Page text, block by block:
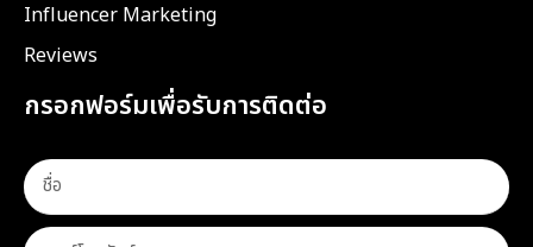
Influencer Marketing
Reviews
กรอกฟอร์มเพื่อรับการติดต่อ